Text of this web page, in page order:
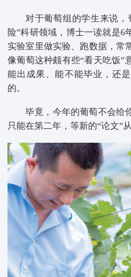
对于葡萄组的学生来说
险”科研领域，博士一读就是6
实验室里做实验、跑数据，常
像葡萄这种颇有些“看天吃饭”
能出成果、能不能毕业，还
的。
毕竟，今年的葡萄不会给
只能在第二年，等新的“论文”